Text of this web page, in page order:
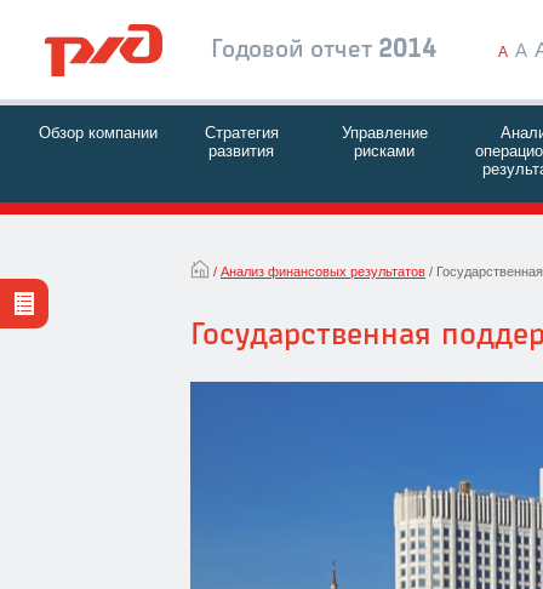
Годовой отчет 2014 A A
Обзор компании
Стратегия
развития
Управление
рисками
Анализ финансовых результатов
Государственная